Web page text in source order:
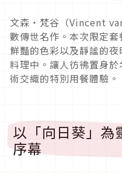
文森・梵谷（Vincent
數傳世名作。本次限定
鮮豔的色彩以及靜謐的
料理中。讓人彷彿置身
術交織的特別用餐體驗。
以「向日葵」為
序幕